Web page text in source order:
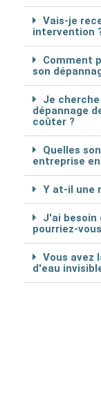
Vais-je
intervention
Comment
son
Je
dépannage
coûter ?
Quelles
entreprise
Y at-il une
J'ai besoin
pourriez-
Vous avez
d'eau